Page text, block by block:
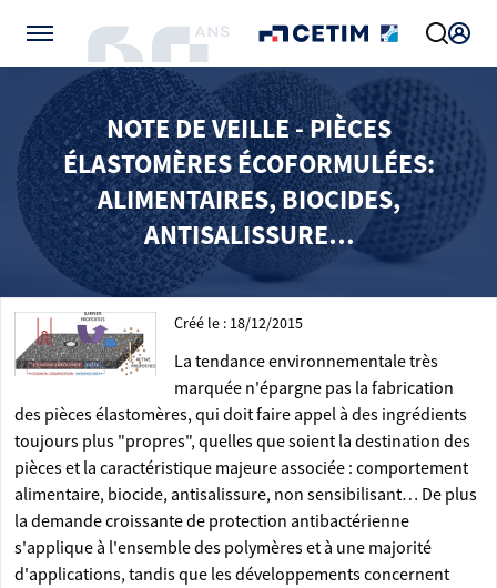
NOTE DE VEILLE - PIÈCES
ÉLASTOMÈRES ÉCOFORMULÉES:
ALIMENTAIRES, BIOCIDES,
ANTISALISSURE…
Créé le : 18/12/2015
La tendance environnementale très
marquée n'épargne pas la fabrication
des pièces élastomères, qui doit faire appel à des ingrédients
toujours plus "propres", quelles que soient la destination des
pièces et la caractéristique majeure associée : comportement
alimentaire, biocide, antisalissure, non sensibilisant… De plus
la demande croissante de protection antibactérienne
s'applique à l'ensemble des polymères et à une majorité
d'applications, tandis que les développements concernent